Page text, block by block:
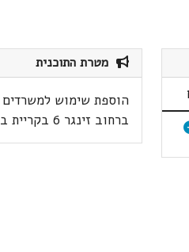
מטרת התוכנית
הוספת שימוש למשרדים
ברחוב זינגר 6 בקריית ביאליק.